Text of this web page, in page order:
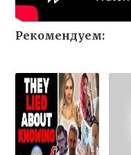
Рекомендуем: